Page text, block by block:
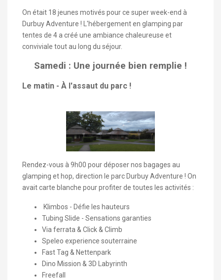
On était 18 jeunes motivés pour ce super week-end à
Durbuy Adventure ! L'hébergement en glamping par
tentes de 4 a créé une ambiance chaleureuse et
conviviale tout au long du séjour.
Samedi : Une journée bien remplie !
Le matin - À l'assaut du parc !
Rendez-vous à 9h00 pour déposer nos bagages au
glamping et hop, direction le parc Durbuy Adventure ! On
avait carte blanche pour profiter de toutes les activités :
Klimbos - Défie les hauteurs
Tubing Slide - Sensations garanties
Via ferrata & Click & Climb
Speleo experience souterraine
Fast Tag & Nettenpark
Dino Mission & 3D Labyrinth
Freefall